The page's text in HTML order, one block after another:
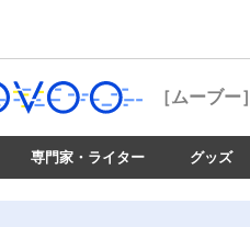
［ムーブー］
専門家・ライター グッズ